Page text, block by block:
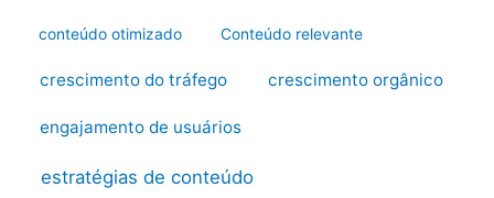
conteúdo otimizado Conteúdo relevante
crescimento do tráfego crescimento orgânico
engajamento de usuários
estratégias de conteúdo